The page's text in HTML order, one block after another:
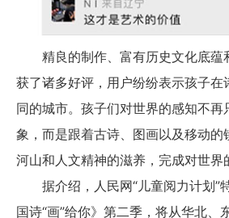
精良的制作、富有历史文化底蕴
获了诸多好评，用户纷纷表示孩子在
同的城市。孩子们对世界的感知不再
象，而是跟着古诗、图画以及移动的
河山和人文精神的滋养，完成对世界
据介绍，人民网“儿童阅力计划”
国诗“画”给你》第二季，将从华北、